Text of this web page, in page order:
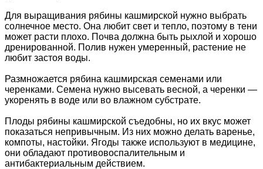
Для выращивания рябины кашмирской нужно выбрать
солнечное место. Она любит свет и тепло, поэтому в тени
может расти плохо. Почва должна быть рыхлой и хорошо
дренированной. Полив нужен умеренный, растение не
любит застоя воды.
Размножается рябина кашмирская семенами или
черенками. Семена нужно высевать весной, а черенки —
укоренять в воде или во влажном субстрате.
Плоды рябины кашмирской съедобны, но их вкус может
показаться непривычным. Из них можно делать варенье,
компоты, настойки. Ягоды также используют в медицине,
они обладают противовоспалительным и
антибактериальным действием.